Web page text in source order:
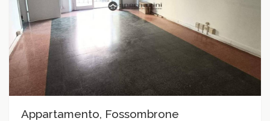
Appartamento, Fossombrone